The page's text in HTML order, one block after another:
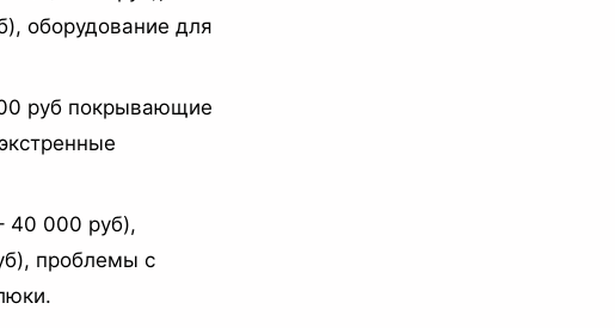
оборудование для
руб покрывающие
40 000 руб),
проблемы с